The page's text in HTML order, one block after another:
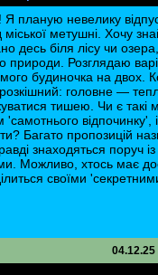
планую невелику
метушні. Хочу
десь біля лісу чи
природи. Розглядаю
будиночка на двох.
головне —
тишею. Чи є такі
відпочинку', і
Багато пропозицій
знаходяться поруч із
Можливо, хтось має
своїми